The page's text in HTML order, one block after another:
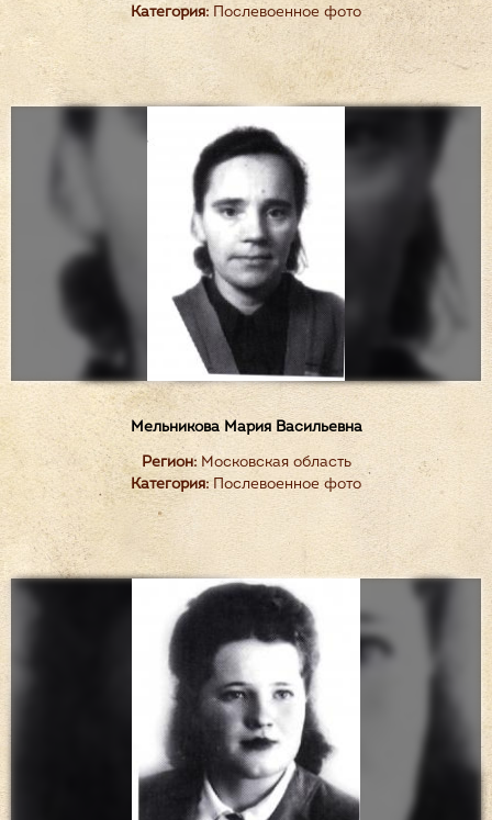
Категория: Послевоенное фото
Мельникова Мария Васильевна
Регион:Московская область
Категория:Послевоенное фото